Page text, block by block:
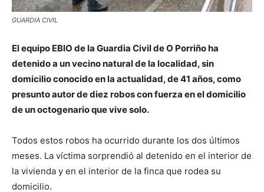
GUARDIA CIVIL
El equipo EBIO de la Guardia Civil de O Porriño ha
detenido a un vecino natural de la localidad, sin
domicilio conocido en la actualidad, de 41 años, como
presunto autor de diez robos con fuerza en el domicilio
de un octogenario que vive solo.
Todos estos robos ha ocurrido durante los dos últimos
meses. La víctima sorprendió al detenido en el interior de
la vivienda y en el interior de la finca que rodea su
domicilio.